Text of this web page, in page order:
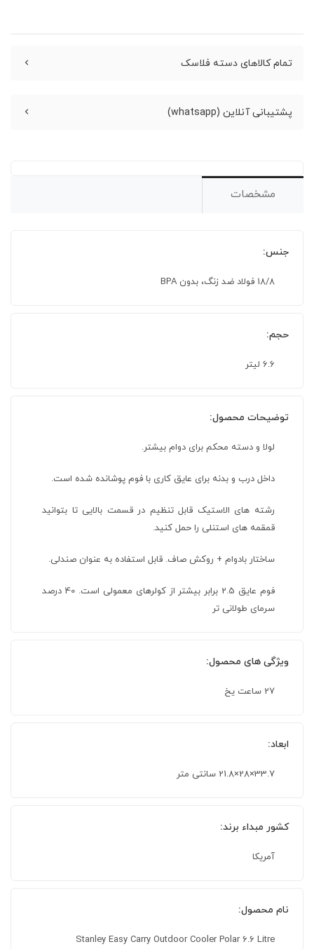
تمام کالاهای دسته فلاسک
پشتیبانی آنلاین (whatsapp)
مشخصات
جنس:
18/8 فولاد ضد زنگ، بدون BPA
حجم:
6.6 لیتر
توضیحات محصول:
لولا و دسته محکم برای دوام بیشتر.
داخل درب و بدنه برای عایق کاری با فوم پوشانده شده است.
رشته های الاستیک قابل تنظیم در قسمت بالایی تا بتوانید
قمقمه های استنلی را حمل کنید.
ساختار بادوام + روکش صاف. قابل استفاده به عنوان صندلی.
فوم عایق 2.5 برابر بیشتر از کولرهای معمولی است. 40 درصد
سرمای طولانی تر
ویژگی های محصول:
27 ساعت یخ
ابعاد:
33.7×28×21.8 سانتی متر
کشور مبداء برند:
آمریکا
نام محصول:
Stanley Easy Carry Outdoor Cooler Polar 6.6 Litre